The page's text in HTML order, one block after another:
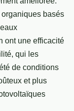
basés
ont une efficacité
qui les
de conditions
et plus